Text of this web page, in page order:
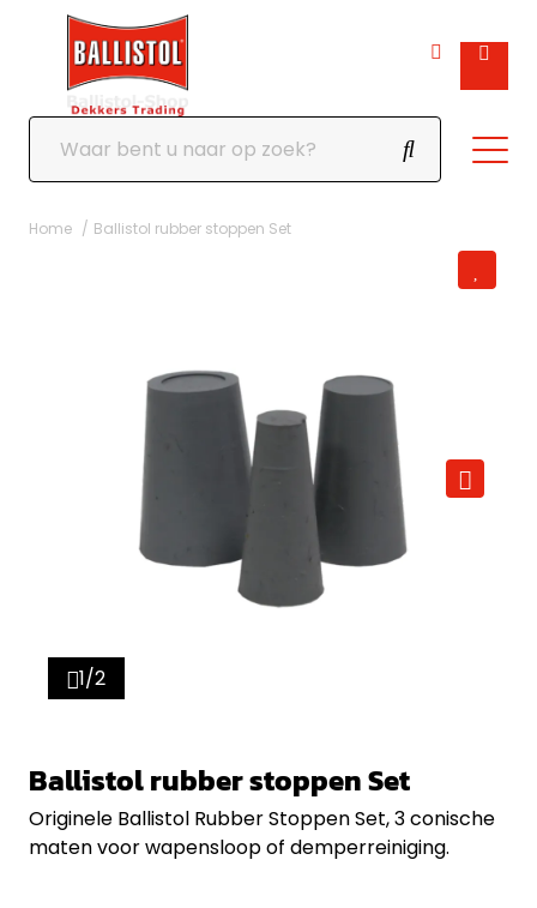
Home Ballistol rubber stoppen Set
1/2
Ballistol rubber stoppen Set
Originele Ballistol Rubber Stoppen Set, 3 conische
maten voor wapensloop of demperreiniging.